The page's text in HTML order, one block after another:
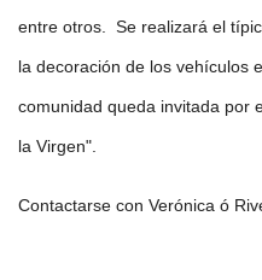
entre otros. Se realizará el
la decoración de los vehículos
comunidad queda invitada por
la Virgen".
Contactarse con Verónica ó